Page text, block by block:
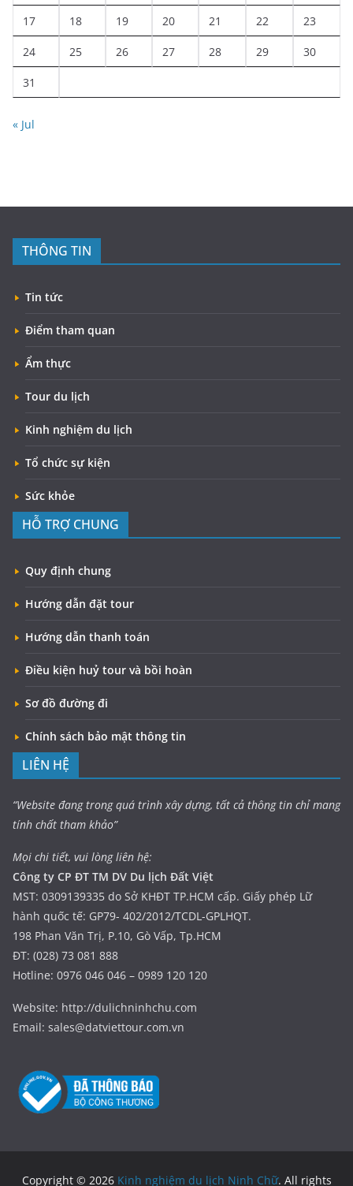
17 18 19 20 21 22 23
24 25 26 27 28 29 30
31
« Jul
THÔNG TIN
Tin tức
Điểm tham quan
Ẩm thực
Tour du lịch
Kinh nghiệm du lịch
Tổ chức sự kiện
Sức khỏe
HỖ TRỢ CHUNG
Quy định chung
Hướng dẫn đặt tour
Hướng dẫn thanh toán
Điều kiện huỷ tour và bồi hoàn
Sơ đồ đường đi
Chính sách bảo mật thông tin
LIÊN HỆ
“Website đang trong quá trình xây dựng, tất cả thông tin chỉ mang
tính chất tham khảo”
Mọi chi tiết, vui lòng liên hệ:
Công ty CP ĐT TM DV Du lịch Đất Việt
MST: 0309139335 do Sở KHĐT TP.HCM cấp. Giấy phép Lữ
hành quốc tế: GP79- 402/2012/TCDL-GPLHQT.
198 Phan Văn Trị, P.10, Gò Vấp, Tp.HCM
ĐT: (028) 73 081 888
Hotline: 0976 046 046 – 0989 120 120
Website: http://dulichninhchu.com
Email: sales@datviettour.com.vn
Copyright © 2026 Kinh nghiệm du lịch Ninh Chữ. All rights